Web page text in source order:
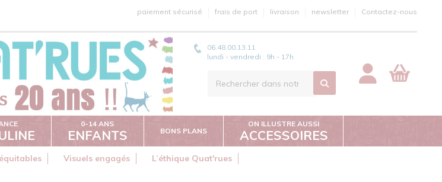
paiement sécurisé frais de port livraison newsletter Contactez-nous
06.48.00.13.11
lundi - vendredi : 9h - 17h
0-14 ANS
ENFANTS BONS PLANS
ON ILLUSTRE AUSSI
ACCESSOIRES
Visuels engagés L’éthique Quat'rues